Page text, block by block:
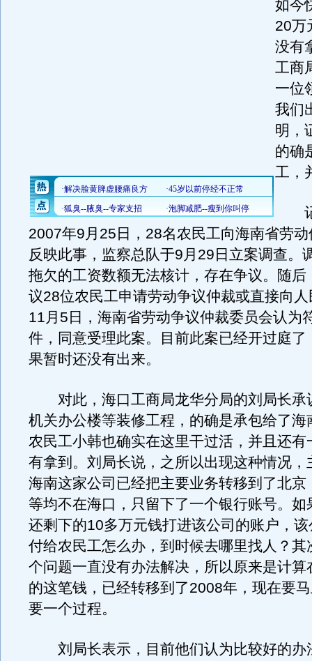
如今
20万
没有
工商
一位
我们
明，
的确
工，
记
2007年9月25日，28名农民工向海南省劳
反映此事，监察总队于9月29日立案调查。
拖欠的工资数额无法核计，存在争议。随后
议28位农民工申请劳动争议仲裁或直接向
11月5日，海南省劳动争议仲裁委员会认为
件，同意受理此案。目前此案已经开过庭了
果暂时还没有出来。
对此，海口工商局龙华分局的刘局长承
机关办公楼等装修工程，的确是承包给了海
农民工小韩也确实在这里干过活，并且还有
有拿到。刘局长说，之所以出现这种情况，
海南这家公司已经把主要业务转移到了北京
等均不在海口，只留下了一个银行账号。如
还剩下的10多万元钱打进该公司的账户，
付给农民工怎么办，到时候去哪里找人？其
个问题一直没有办法解决，所以原来是计
的这笔钱，已经转移到了2008年，现在要
要一个过程。
刘局长表示，目前他们认为比较好的办